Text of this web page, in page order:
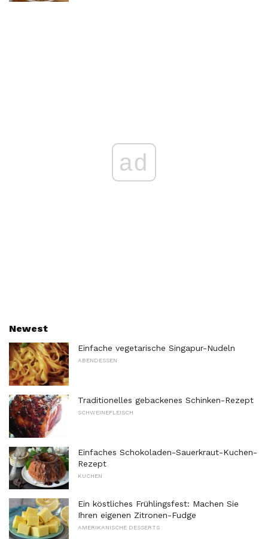
ad
Newest
Einfache vegetarische Singapur-Nudeln
ABENDESSEN
Traditionelles gebackenes Schinken-Rezept
SCHWEINEFLEISCH
Einfaches Schokoladen-Sauerkraut-Kuchen-
Rezept
KUCHEN
Ein köstliches Frühlingsfest: Machen Sie
Ihren eigenen Zitronen-Fudge
AMERIKANISCHE DESSERTS